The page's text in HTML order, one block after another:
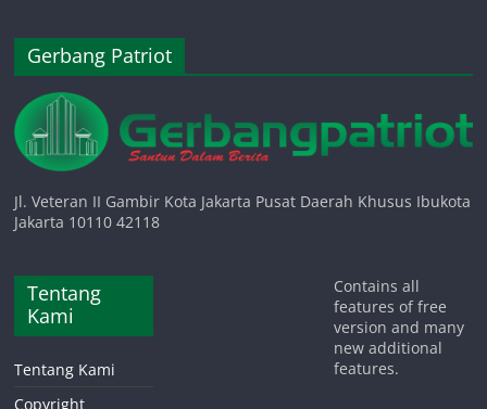
Gerbang Patriot
Jl. Veteran II Gambir Kota Jakarta Pusat Daerah Khusus Ibukota
Jakarta 10110 42118
Tentang
Kami
Tentang Kami
Copyright
Contains all
features of free
version and many
new additional
features.